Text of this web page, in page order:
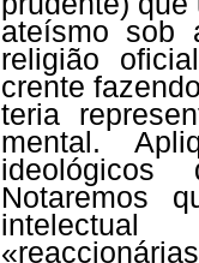
ateísmo sob
religião
crente
teria
mental.
ideológicos
Notaremos